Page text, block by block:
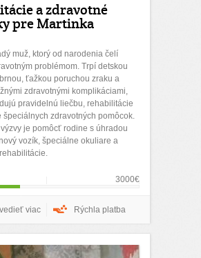
a zdravotné
pre Martinka
muž, ktorý od narodenia čelí
problémom. Trpí detskou
ťažkou poruchou zraku a
zdravotnými komplikáciami,
pravidelnú liečbu, rehabilitácie
špeciálnych zdravotných pomôcok.
je pomôcť rodine s úhradou
vozík, špeciálne okuliare a
3000€
viac Rýchla platba